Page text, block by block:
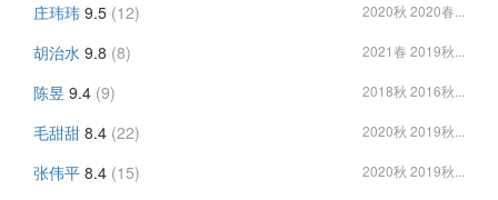
庄玮玮 9.5 (12) 2020秋 2020春...
胡治水 9.8 (8) 2021春 2019秋...
陈昱 9.4 (9) 2018秋 2016秋...
毛甜甜 8.4 (22) 2020秋 2019秋...
张伟平 8.4 (15) 2020秋 2019秋...